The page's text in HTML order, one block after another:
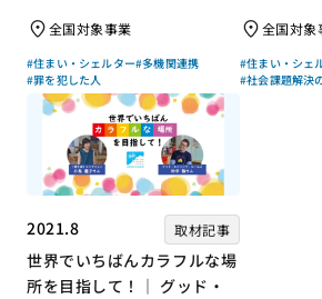
上チキさん【聞き手】
全国対象事業
#住まい・シェルター#多機関連携
#罪を犯した人
ん【聞き
全国対象
#住まい・シェ
#社会課題解決
2021.8 取材記事
世界でいちばんカラフルな場
所を目指して！｜ グッド・